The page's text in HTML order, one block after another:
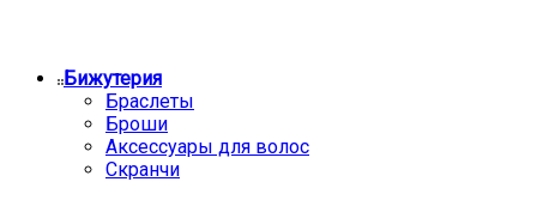
Бижутерия
Браслеты
Броши
Аксессуары для волос
Скранчи